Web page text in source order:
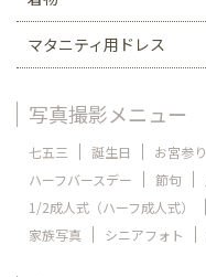
マタニティ用ドレス
写真撮影メニュー
七五三 誕生日 お宮参り
ハーフバースデー
節句
1/2成人式（ハーフ成人式）
家族写真
シニアフォト